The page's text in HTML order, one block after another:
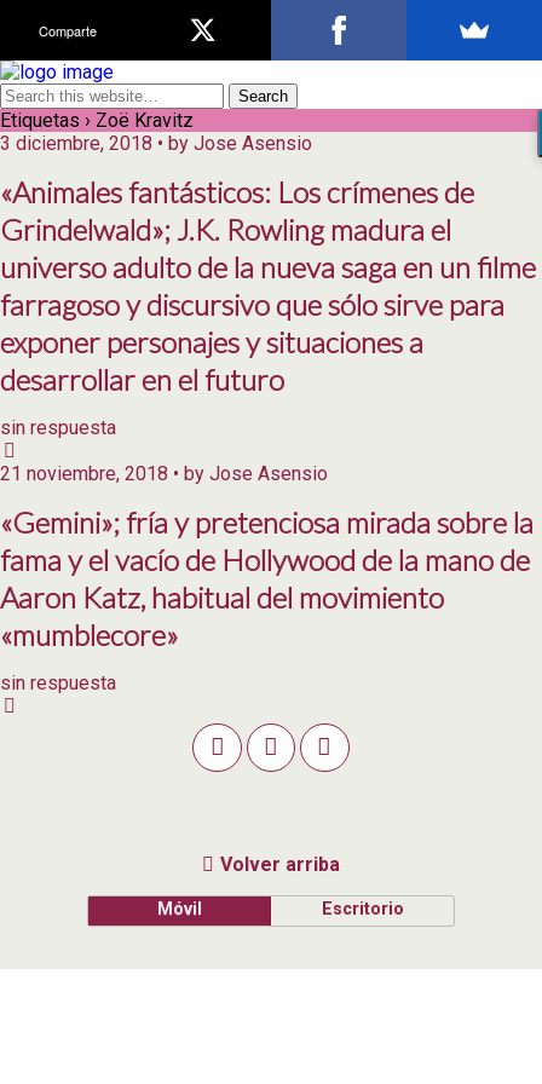
Etiquetas › Zoë Kravitz
3 diciembre, 2018 • by Jose Asensio
«Animales fantásticos: Los crímenes de
Grindelwald»; J.K. Rowling madura el
universo adulto de la nueva saga en un filme
farragoso y discursivo que sólo sirve para
exponer personajes y situaciones a
desarrollar en el futuro
sin respuesta
21 noviembre, 2018 • by Jose Asensio
«Gemini»; fría y pretenciosa mirada sobre la
fama y el vacío de Hollywood de la mano de
Aaron Katz, habitual del movimiento
«mumblecore»
sin respuesta
Volver arriba
Móvil Escritorio
Comparte